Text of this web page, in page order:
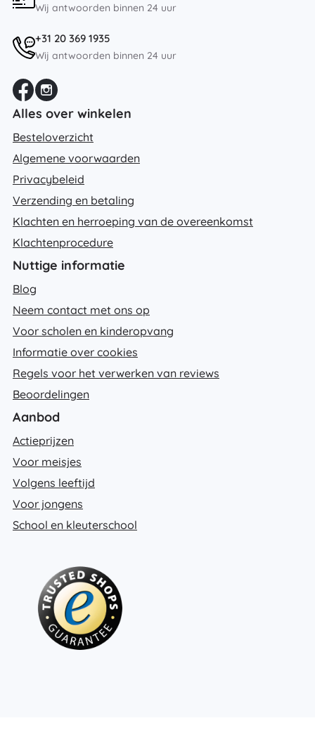
Wij antwoorden binnen 24 uur
+31 20 369 1935
Wij antwoorden binnen 24 uur
Alles over winkelen
Besteloverzicht
Algemene voorwaarden
Privacybeleid
Verzending en betaling
Klachten en herroeping van de overeenkomst
Klachtenprocedure
Nuttige informatie
Blog
Neem contact met ons op
Voor scholen en kinderopvang
Informatie over cookies
Regels voor het verwerken van reviews
Beoordelingen
Aanbod
Actieprijzen
Voor meisjes
Volgens leeftijd
Voor jongens
School en kleuterschool